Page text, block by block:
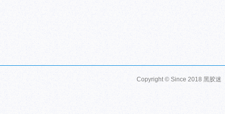
Copyright © Since 2018 黑胶迷